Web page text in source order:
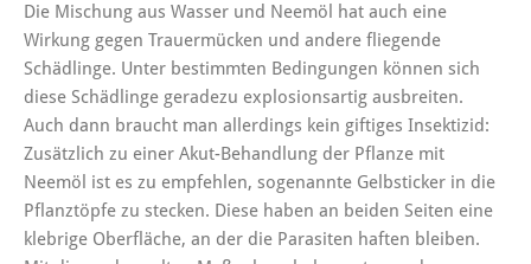
Die Mischung aus Wasser und Neemöl hat auch eine
Wirkung gegen Trauermücken und andere fliegende
Schädlinge. Unter bestimmten Bedingungen können sich
diese Schädlinge geradezu explosionsartig ausbreiten.
Auch dann braucht man allerdings kein giftiges Insektizid:
Zusätzlich zu einer Akut-Behandlung der Pflanze mit
Neemöl ist es zu empfehlen, sogenannte Gelbsticker in die
Pflanztöpfe zu stecken. Diese haben an beiden Seiten eine
klebrige Oberfläche, an der die Parasiten haften bleiben.